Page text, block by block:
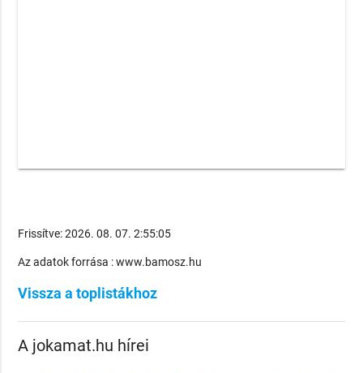
Frissítve: 2026. 08. 07. 2:55:05
Az adatok forrása : www.bamosz.hu
Vissza a toplistákhoz
A jokamat.hu hírei